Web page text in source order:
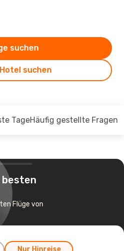
suchen
suchen
TageHäufig gestellte Fragen
besten
Flüge von
Nur Hinreise